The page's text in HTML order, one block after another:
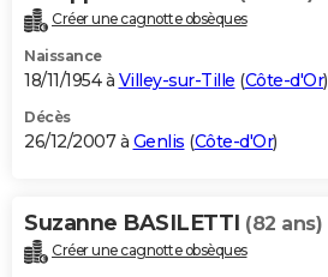
Créer une cagnotte obsèques
Naissance
18/11/1954 à Villey-sur-Tille (Côte-d'Or)
Décès
26/12/2007 à Genlis (Côte-d'Or)
Suzanne BASILETTI (82 ans)
Créer une cagnotte obsèques